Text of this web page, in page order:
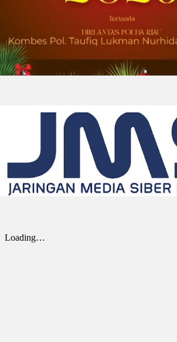
Kustom untuk
Nirawak
IRVINE, California,
NEWSWIRE) --
penyedia global solusi